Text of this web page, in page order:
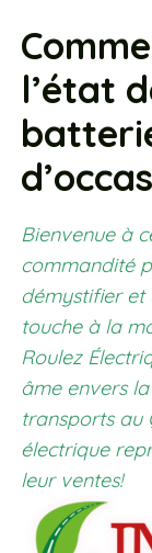
l’état
Bienvenue à
commandité
démystifier et
touche à la
Roulez
âme envers
transports au
électrique
leur ventes!